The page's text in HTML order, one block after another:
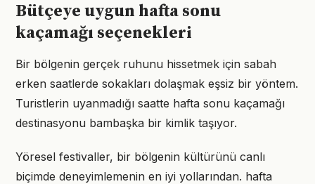
Bütçeye uygun hafta sonu
kaçamağı seçenekleri
Bir bölgenin gerçek ruhunu hissetmek için sabah
erken saatlerde sokakları dolaşmak eşsiz bir yöntem.
Turistlerin uyanmadığı saatte hafta sonu kaçamağı
destinasyonu bambaşka bir kimlik taşıyor.
Yöresel festivaller, bir bölgenin kültürünü canlı
biçimde deneyimlemenin en iyi yollarından. hafta